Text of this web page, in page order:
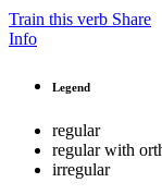
Train this verb Share
Info
Legend
regular
regular with
irregular